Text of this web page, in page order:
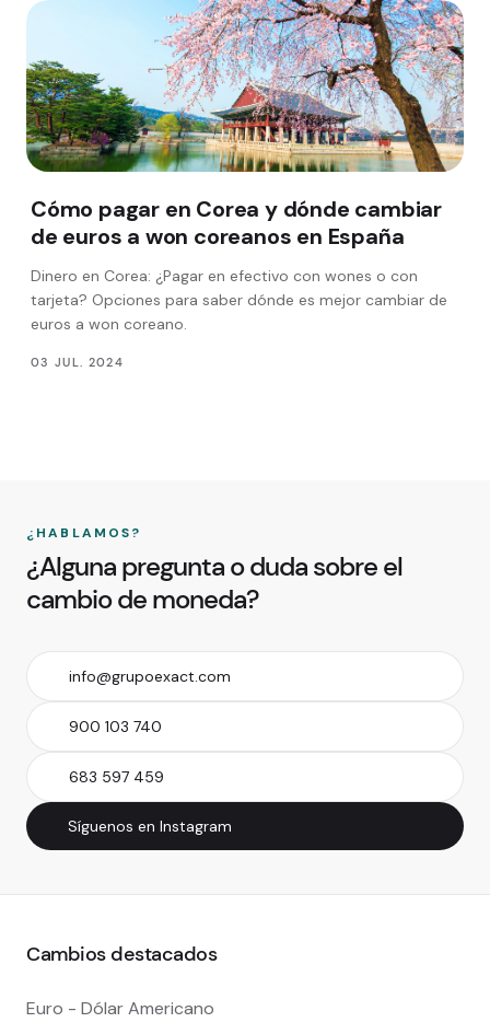
Cómo pagar en Corea y dónde cambiar
de euros a won coreanos en España
Dinero en Corea: ¿Pagar en efectivo con wones o con
tarjeta? Opciones para saber dónde es mejor cambiar de
euros a won coreano.
03 JUL. 2024
¿HABLAMOS?
¿Alguna pregunta o duda sobre el
cambio de moneda?
info@grupoexact.com
900 103 740
683 597 459
Síguenos en Instagram
Cambios destacados
Euro - Dólar Americano